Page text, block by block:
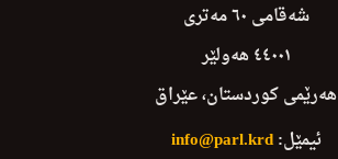
شەقامی ٦٠ مەتری
٤٤٠٠١ هەولێر
هەرێمی کوردستان، عێراق
ئیمێل:info@parl.krd